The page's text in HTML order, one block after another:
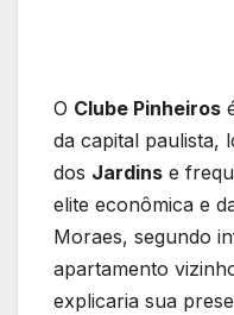
O Clube Pinheiros
da capital paulista,
dos Jardins e
elite econômica e
Moraes, segundo
apartamento
explicaria sua